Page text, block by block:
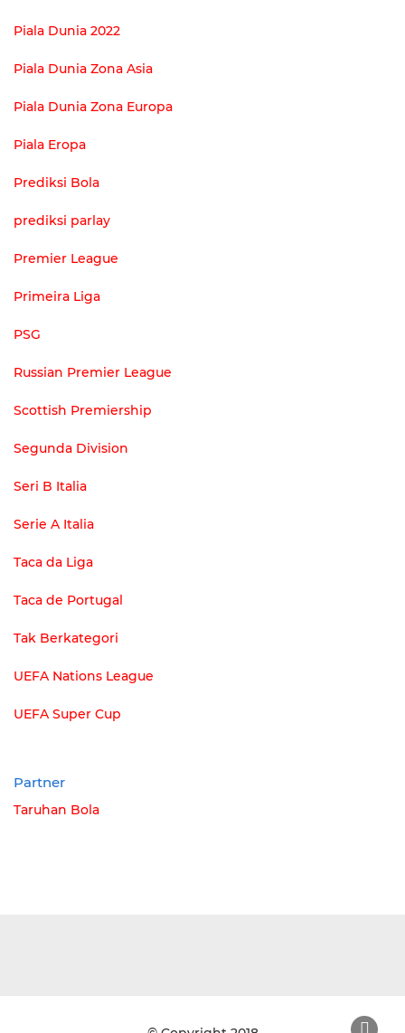
Piala Dunia 2022
Piala Dunia Zona Asia
Piala Dunia Zona Europa
Piala Eropa
Prediksi Bola
prediksi parlay
Premier League
Primeira Liga
PSG
Russian Premier League
Scottish Premiership
Segunda Division
Seri B Italia
Serie A Italia
Taca da Liga
Taca de Portugal
Tak Berkategori
UEFA Nations League
UEFA Super Cup
Partner
Taruhan Bola